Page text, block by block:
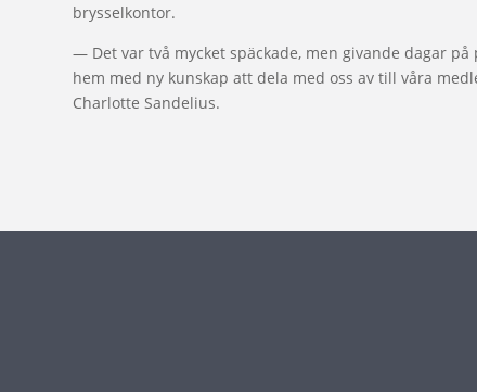
brysselkontor.
— Det var två mycket späckade, men givande dagar
hem med ny kunskap att dela med oss av till våra
Charlotte Sandelius.